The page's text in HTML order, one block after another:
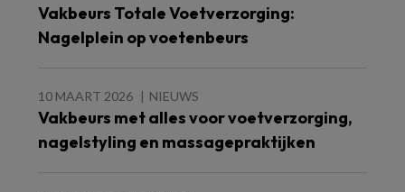
Vakbeurs Totale Voetverzorging:
Nagelplein op voetenbeurs
10 MAART 2026 NIEUWS
Vakbeurs met alles voor voetverzorging,
nagelstyling en massagepraktijken